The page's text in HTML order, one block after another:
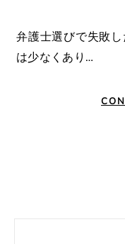
弁護士選びで失敗したくない。そんな思いを抱える方
は少なくあり…